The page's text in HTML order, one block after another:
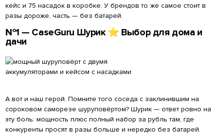
кейс и 75 насадок в коробке. У брендов то же самое стоит в
разы дороже, часть — без батарей.
№1 — CaseGuru Шурик ⭐ Выбор для дома и
дачи
А вот и наш герой. Помните того соседа с заклинившим на
сороковом саморезе шуруповёртом? Шурик — ответ ровно на
эту боль: мощность плюс полный набор за рубль там, где
конкуренты просят в разы больше и нередко без батарей.